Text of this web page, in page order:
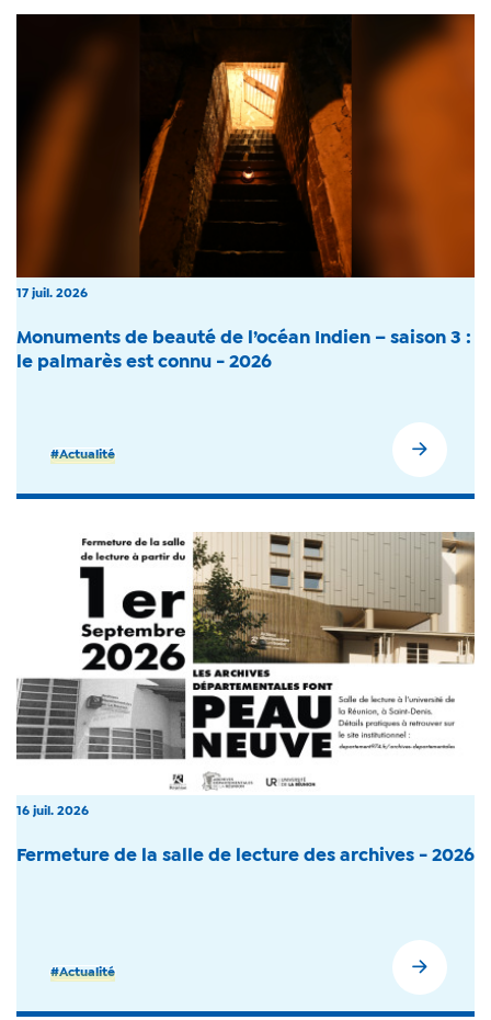
17 juil. 2026
Monuments de beauté de l’océan Indien – saison 3 :
le palmarès est connu - 2026
#Actualité
16 juil. 2026
Fermeture de la salle de lecture des archives - 2026
#Actualité